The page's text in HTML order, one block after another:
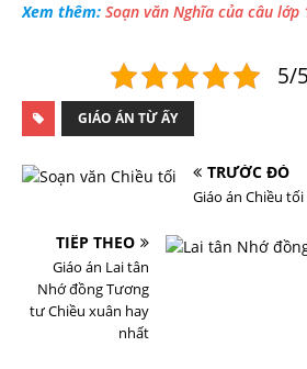
Xem thêm: Soạn văn Nghĩa của câu lớp
5/
GIÁO ÁN TỪ ẤY
TRƯỚC ĐÓ
Giáo án Chiều
TIẾP THEO
Giáo án Lai tân
Nhớ đồng Tương
tư Chiều xuân hay
nhất